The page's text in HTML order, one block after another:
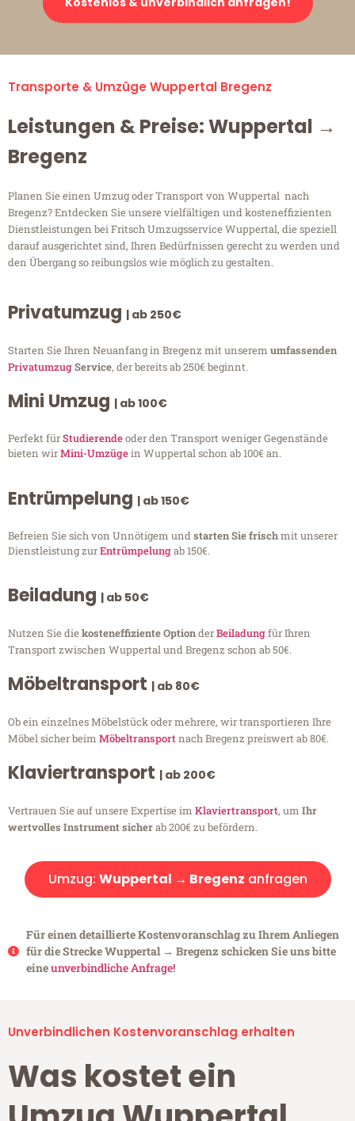
Transporte & Umzüge Wuppertal Bregenz
Leistungen & Preise: Wuppertal →
Bregenz
Planen Sie einen Umzug oder Transport von Wuppertal nach
Bregenz? Entdecken Sie unsere vielfältigen und kosteneffizienten
Dienstleistungen bei Fritsch Umzugsservice Wuppertal, die speziell
darauf ausgerichtet sind, Ihren Bedürfnissen gerecht zu werden und
den Übergang so reibungslos wie möglich zu gestalten.
Privatumzug | ab 250€
Starten Sie Ihren Neuanfang in Bregenz mit unserem umfassenden
PrivatumzugService, der bereits ab 250€ beginnt.
Mini Umzug | ab 100€
Perfekt fürStudierendeoder den Transport weniger Gegenstände
bieten wirMini-Umzügein Wuppertal schon ab 100€ an.
Entrümpelung | ab 150€
Befreien Sie sich von Unnötigem undstarten Sie frischmit unserer
Dienstleistung zurEntrümpelungab 150€.
Beiladung | ab 50€
Nutzen Sie diekosteneffiziente OptionderBeiladungfür Ihren
Transport zwischen Wuppertal und Bregenz schon ab 50€.
Möbeltransport | ab 80€
Ob ein einzelnes Möbelstück oder mehrere, wir transportieren Ihre
Möbel sicher beim Möbeltransportnach Bregenz preiswert ab 80€.
Klaviertransport | ab 200€
Vertrauen Sie auf unsere Expertise im Klaviertransport, um Ihr
wertvolles Instrument sicherab 200€ zu befördern.
Umzug: Wuppertal → Bregenz anfragen
Für einen detaillierte Kostenvoranschlag zu Ihrem Anliegen
für die Strecke Wuppertal → Bregenz schicken Sie uns bitte
eineunverbindliche Anfrage!
Unverbindlichen Kostenvoranschlag erhalten
Was kostet ein